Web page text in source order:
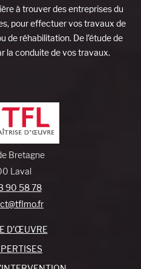
à trouver des entreprises du
pour effectuer vos travaux de
de réhabilitation. De l’étude de
la conduite de vos travaux.
Bretagne
Laval
90 58 78
D’ŒUVRE